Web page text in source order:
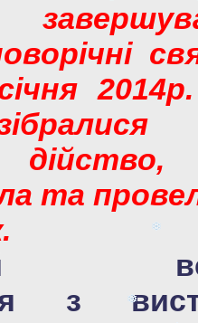
2014p.
дійство,
та
з